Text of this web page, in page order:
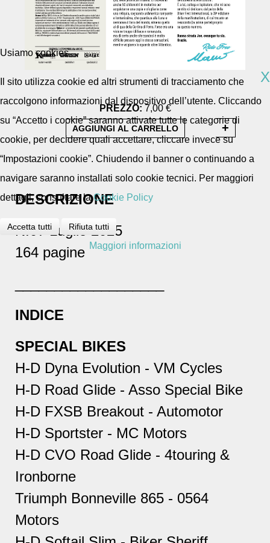
PREZZO: 7,00 €
DESCRIZIONE
N.07 Luglio 2025
164 pagine
INDICE
SPECIAL BIKES
H-D Dyna Evolution - VM Cycles
H-D Road Glide - Asso Special Bike
H-D FXSB Breakout - Automotor
H-D Sportster - MC Motors
H-D CVO Road Glide - 4touring &
Ironborne
Triumph Bonneville 865 - 0564
Motors
Usiamo cookies
X
Il sito utilizza cookie ed altri strumenti di tracciamento che
raccolgono informazioni dal dispositivo dell’utente. Cliccando
su “Accetto i cookie” saranno attivate tutte le categorie di
cookie, per decidere quali accettare, cliccare invece su
“Impostazioni cookie”. Chiudendo il banner o continuando a
navigare saranno installati solo cookie tecnici. Per maggiori
dettagli, consultare laCookie Policy
Accetta tutti Rifiuta tutti
Maggiori informazioni